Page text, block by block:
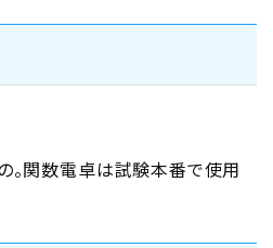
。関数電卓は試験本番で使用